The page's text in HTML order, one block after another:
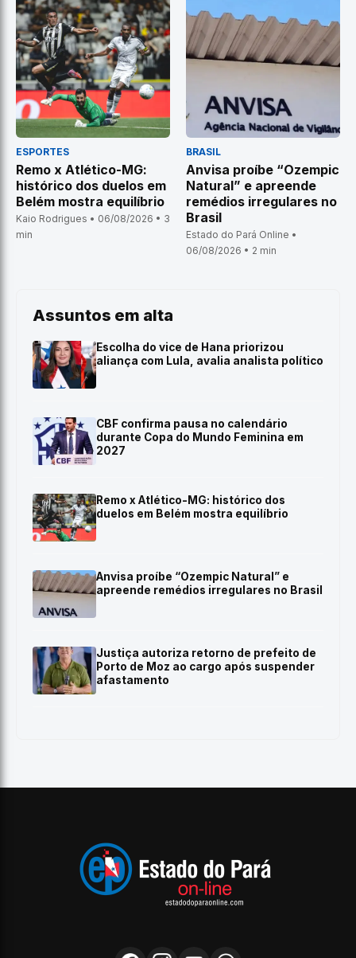
ESPORTES
Remo x Atlético-MG:
histórico dos duelos em
Belém mostra equilíbrio
Kaio Rodrigues • 06/08/2026 • 3
min
BRASIL
Anvisa proíbe “Ozempic
Natural” e apreende
remédios irregulares no
Brasil
Estado do Pará Online •
06/08/2026 • 2 min
Assuntos em alta
Escolha do vice de Hana priorizou
aliança com Lula, avalia analista político
CBF confirma pausa no calendário
durante Copa do Mundo Feminina em
2027
Remo x Atlético-MG: histórico dos
duelos em Belém mostra equilíbrio
Anvisa proíbe “Ozempic Natural” e
apreende remédios irregulares no Brasil
Justiça autoriza retorno de prefeito de
Porto de Moz ao cargo após suspender
afastamento